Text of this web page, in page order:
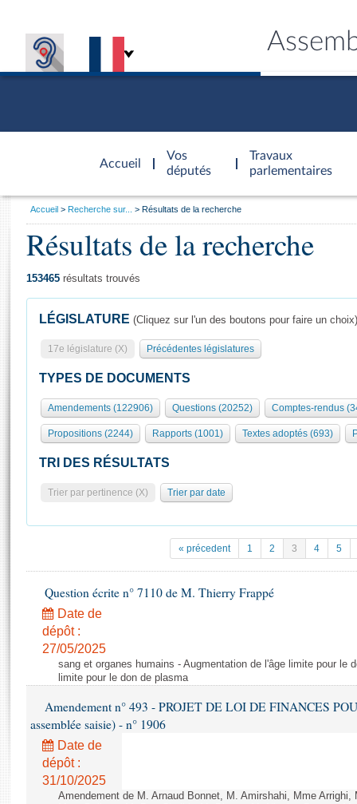
Accueil
d'accueil
Vos
députés
Travaux
parlementaires
Présidence
577 députés
Groupes politiques
Séance publique
Commissions et autres organes
Europe et International
Pétitions
Projets de loi
Propositions de loi
Amendements
Textes adoptés
Rapports législatifs
Rapports sur l'application des lois
Baromètre de l’application des lois
Général
Rôle et pouvoirs de l'Assemblée
Organisation de l'Assemblée
Présidence Conférence des Présidents Bureau Collège des
Statistiques et chiffres clés
Documents de référence
( Constitution | Règlement de l'Assemblée ... )
Histoire
Juniors
Anciennes législatures
Visiter l'Assemblée
Visite virtuelle du palais Bourbon
Assister à une séance
Contacts et plan d'accès
Photos libres de droit
Vous
Accueil Recherche sur... Résultats de la recherche
Résultats de la recherche
153465 résultats trouvés
LÉGISLATURE (Cliquez sur l'un des boutons pour faire un choix)
17e législature (X) Précédentes législatures
TYPES DE DOCUMENTS
Amendements (122906) Questions (20252) Comptes-rendus
Propositions (2244) Rapports (1001) Textes adoptés (693)
TRI DES RÉSULTATS
Trier par pertinence (X) Trier par date
« précedent 1 2 3 4 5
Question écrite n° 7110 de M. Thierry Frappé
Date de
dépôt :
27/05/2025
sang et organes humains - Augmentation de l'âge limite pour le
limite pour le don de plasma
Amendement n° 493 - PROJET DE LOI DE FINANCES
assemblée saisie) - n° 1906
Date de
dépôt :
31/10/2025
Amendement de M. Arnaud Bonnet, M. Amirshahi, Mme